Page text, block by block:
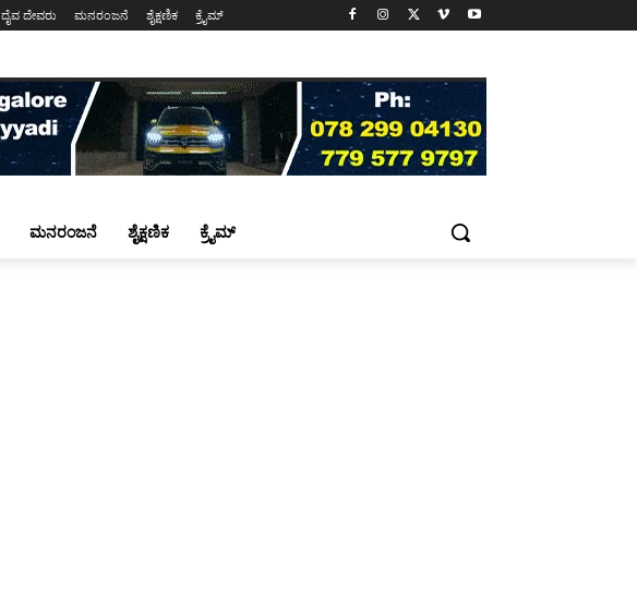
ದೈವ ದೇವರು ಮನರಂಜನೆ ಶೈಕ್ಷಣಿಕ ಕ್ರೈಮ್
ಮನರಂಜನೆ ಶೈಕ್ಷಣಿಕ ಕ್ರೈಮ್